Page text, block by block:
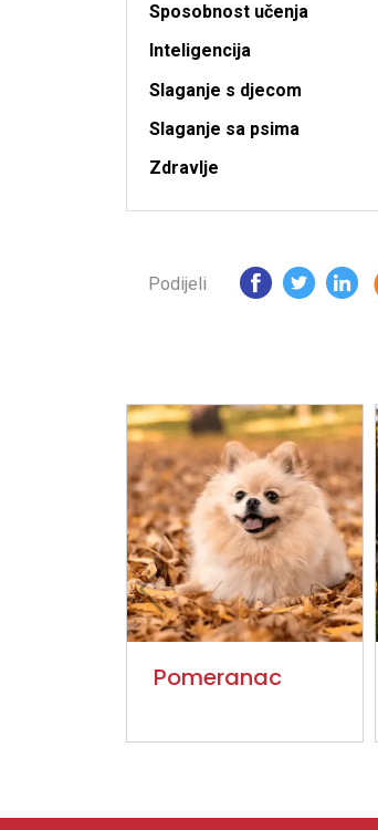
Sposobnost učenja
Inteligencija
Slaganje s djecom
Slaganje sa psima
Zdravlje
Podijeli
Pomeranac